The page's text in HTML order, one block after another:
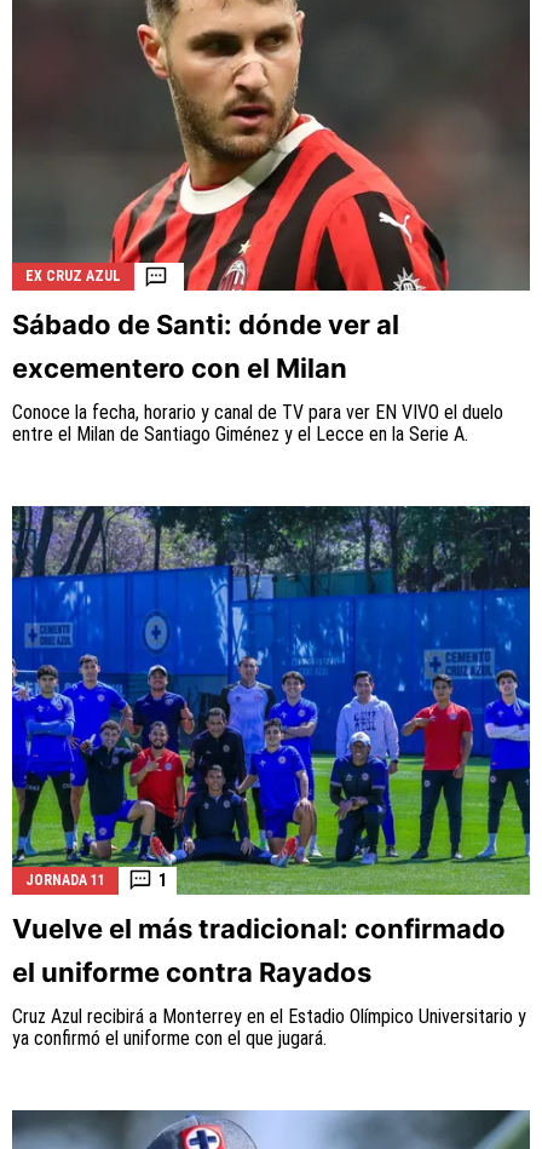
EX CRUZ AZUL
Sábado de Santi: dónde ver al
excementero con el Milan
Conoce la fecha, horario y canal de TV para ver EN VIVO el duelo
entre el Milan de Santiago Giménez y el Lecce en la Serie A.
JORNADA 11 1
Vuelve el más tradicional: confirmado
el uniforme contra Rayados
Cruz Azul recibirá a Monterrey en el Estadio Olímpico Universitario y
ya confirmó el uniforme con el que jugará.